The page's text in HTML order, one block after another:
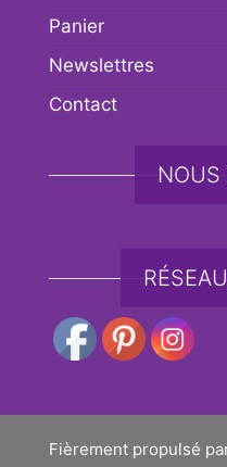
Panier
Newslettres
Contact
NOUS
Fièrement propulsé